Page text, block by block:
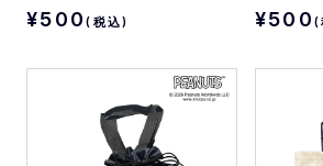
¥500(税込) ¥500(